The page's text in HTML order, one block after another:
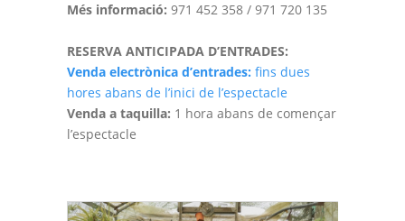
Més informació: 971 452 358 / 971 720 135
RESERVA ANTICIPADA D’ENTRADES:
Venda electrònica d’entrades: fins dues
hores abans de l’inici de l’espectacle
Venda a taquilla: 1 hora abans de començar
l’espectacle